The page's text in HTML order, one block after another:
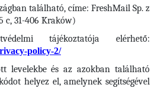
található, címe: FreshMail Sp. z
c, 31-406 Kraków)
tájékoztatója elérhető:
policy-2/
levelekbe és az azokban található
helyez el, amelynek segítségével